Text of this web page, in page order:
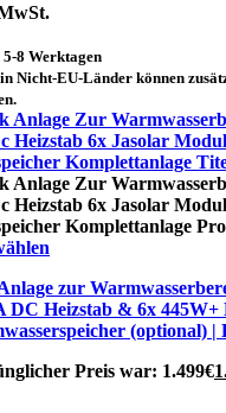
8 Werktagen
Nicht-EU-Länder können
zur
Heizstab & 6x 445W+
(optional) |
Preis war: 1.499€